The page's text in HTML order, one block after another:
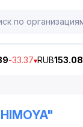
-33.37 RUB153.08